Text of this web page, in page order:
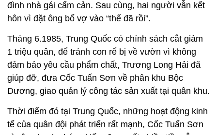
đình nhà gái cấm cản. Sau cùng, hai người vẫn kết
hôn vì đặt ông bố vợ vào “thế đã rồi”.
Tháng 6.1985, Trung Quốc có chính sách cắt giảm
1 triệu quân, để tránh con rể bị về vườn vì không
đảm bảo yêu cầu phẩm chất, Trương Long Hải đã
giúp đỡ, đưa Cốc Tuấn Sơn về phân khu Bộc
Dương, giao quản lý công tác sản xuất tại quân khu.
Thời điểm đó tại Trung Quốc, những hoạt động kinh
tế của quân đội phát triển rất mạnh, Cốc Tuấn Sơn